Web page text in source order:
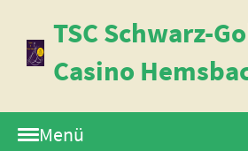
TSC Schwarz-
Casino
Menü